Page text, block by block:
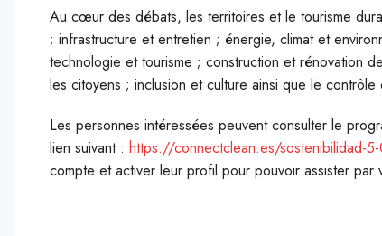
Au cœur des débats, les territoires et le tourisme
; infrastructure et entretien ; énergie, climat et
technologie et tourisme ; construction et rénovation
les citoyens ; inclusion et culture ainsi que le
Les personnes intéressées peuvent consulter le
lien suivant : https://connectclean.es/sostenibilidad-
compte et activer leur profil pour pouvoir assister par